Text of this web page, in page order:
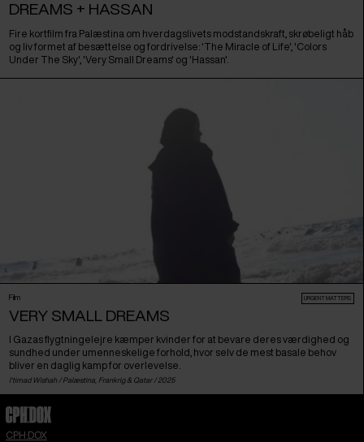
DREAMS + HASSAN
Fire kortfilm fra Palæstina om hverdagslivets modstandskraft, skrøbeligt håb
og liv formet af besættelse og fordrivelse: 'The Miracle of Life', 'Colors
Under The Sky', 'Very Small Dreams' og 'Hassan'.
Film URGENT MATTERS
VERY SMALL DREAMS
I Gazas flygtningelejre kæmper kvinder for at bevare deres værdighed og
sundhed under umenneskelige forhold, hvor selv de mest basale behov
bliver en daglig kamp for overlevelse.
I'timad Wishah / Palæstina Frankrig& Qatar/ 2025
CPH:DOX